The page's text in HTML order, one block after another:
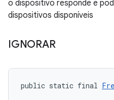
o dispositivo responde e
dispositivos disponíveis
IGNORAR
public static final